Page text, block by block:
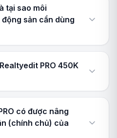
tại sao môi
sản cần dùng
PRO 450K
có được nâng
(chính chủ) của